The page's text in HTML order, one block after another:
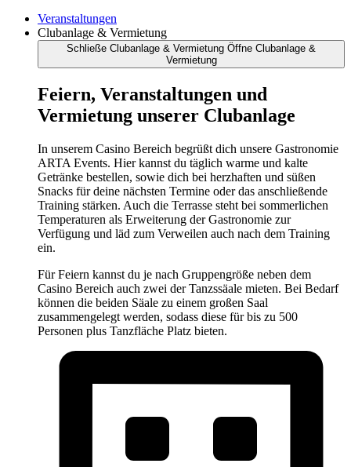
Veranstaltungen
Clubanlage & Vermietung
Schließe Clubanlage & Vermietung Öffne Clubanlage &
Vermietung
Feiern, Veranstaltungen und
Vermietung unserer Clubanlage
In unserem Casino Bereich begrüßt dich unsere Gastronomie
ARTA Events. Hier kannst du täglich warme und kalte
Getränke bestellen, sowie dich bei herzhaften und süßen
Snacks für deine nächsten Termine oder das anschließende
Training stärken. Auch die Terrasse steht bei sommerlichen
Temperaturen als Erweiterung der Gastronomie zur
Verfügung und läd zum Verweilen auch nach dem Training
ein.
Für Feiern kannst du je nach Gruppengröße neben dem
Casino Bereich auch zwei der Tanzssäale mieten. Bei Bedarf
können die beiden Säale zu einem großen Saal
zusammengelegt werden, sodass diese für bis zu 500
Personen plus Tanzfläche Platz bieten.